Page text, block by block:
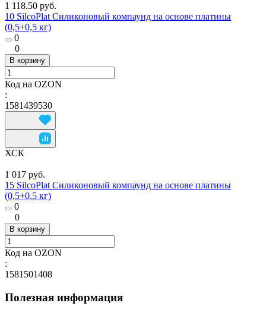
1 118.50 руб.
10 SilcoPlat Силиконовый компаунд на основе платины
(0,5+0,5 кг)
0
0
В корзину
Код на OZON
:
1581439530
ХСК
1 017 руб.
15 SilcoPlat Силиконовый компаунд на основе платины
(0,5+0,5 кг)
0
0
В корзину
Код на OZON
:
1581501408
Полезная информация